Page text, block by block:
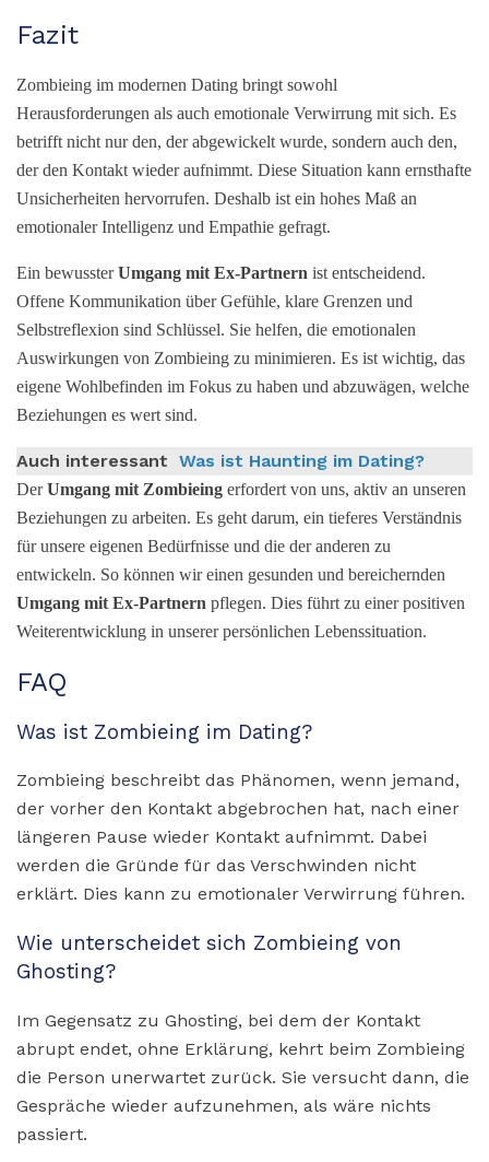
Fazit
Zombieing im modernen Dating bringt sowohl
Herausforderungen als auch emotionale Verwirrung mit sich. Es
betrifft nicht nur den, der abgewickelt wurde, sondern auch den,
der den Kontakt wieder aufnimmt. Diese Situation kann ernsthafte
Unsicherheiten hervorrufen. Deshalb ist ein hohes Maß an
emotionaler Intelligenz und Empathie gefragt.
Ein bewussterUmgang mit Ex-Partnern ist entscheidend.
Offene Kommunikation über Gefühle, klare Grenzen und
Selbstreflexion sind Schlüssel. Sie helfen, die emotionalen
Auswirkungen von Zombieing zu minimieren. Es ist wichtig, das
eigene Wohlbefinden im Fokus zu haben und abzuwägen, welche
Beziehungen es wert sind.
Auch interessant Was ist Haunting im Dating?
DerUmgang mit Zombieing erfordert von uns, aktiv an unseren
Beziehungen zu arbeiten. Es geht darum, ein tieferes Verständnis
für unsere eigenen Bedürfnisse und die der anderen zu
entwickeln. So können wir einen gesunden und bereichernden
Umgang mit Ex-Partnern pflegen. Dies führt zu einer positiven
Weiterentwicklung in unserer persönlichen Lebenssituation.
FAQ
Was ist Zombieing im Dating?
Zombieing beschreibt das Phänomen, wenn jemand,
der vorher den Kontakt abgebrochen hat, nach einer
längeren Pause wieder Kontakt aufnimmt. Dabei
werden die Gründe für das Verschwinden nicht
erklärt. Dies kann zu emotionaler Verwirrung führen.
Wie unterscheidet sich Zombieing von
Ghosting?
Im Gegensatz zu Ghosting, bei dem der Kontakt
abrupt endet, ohne Erklärung, kehrt beim Zombieing
die Person unerwartet zurück. Sie versucht dann, die
Gespräche wieder aufzunehmen, als wäre nichts
passiert.